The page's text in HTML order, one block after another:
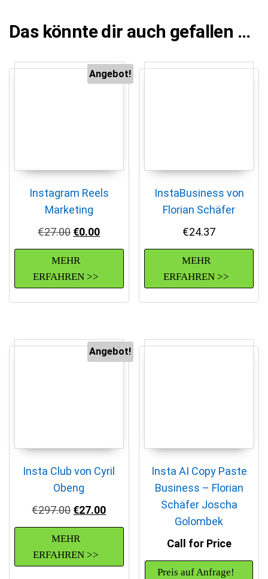
Das könnte dir auch gefallen …
Angebot!
Instagram Reels
Marketing
€27.00 Ursprünglicher Preis war: €27.00
€0.00Aktueller Preis ist: €0.00.
MEHR
ERFAHREN >>
InstaBusiness von
Florian Schäfer
€24.37
MEHR
ERFAHREN >>
Angebot!
Insta Club von Cyril
Obeng
€297.00 Ursprünglicher Preis war: €297.00
€27.00Aktueller Preis ist: €27.00.
MEHR
ERFAHREN >>
Insta AI Copy Paste
Business – Florian
Schäfer Joscha
Golombek
Call for Price
Preis auf Anfrage!